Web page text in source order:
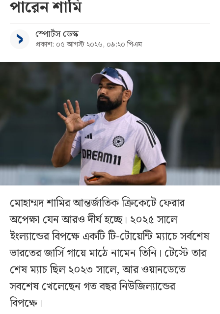
পারেন শামি
স্পোর্টস ডেস্ক
প্রকাশ: ০৫ আগস্ট ২০২৬, ০৯:২০ পিএম
মোহাম্মদ শামির আন্তর্জাতিক ক্রিকেটে ফেরার
অপেক্ষা যেন আরও দীর্ঘ হচ্ছে। ২০২৫ সালে
ইংল্যান্ডের বিপক্ষে একটি টি-টোয়েন্টি ম্যাচে সর্বশেষ
ভারতের জার্সি গায়ে মাঠে নামেন তিনি। টেস্টে তার
শেষ ম্যাচ ছিল ২০২৩ সালে, আর ওয়ানডেতে
সবশেষ খেলেছেন গত বছর নিউজিল্যান্ডের
বিপক্ষে।